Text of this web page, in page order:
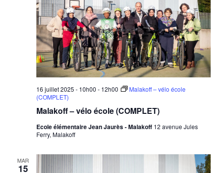
Malakoff – vélo école (COMPLET)
16 juillet 2025 - 10h00 - 12h00
Malakoff – vélo école
(COMPLET)
Ecole élémentaire Jean Jaurès - Malakoff 12 avenue Jules
Ferry, Malakoff
MAR
15